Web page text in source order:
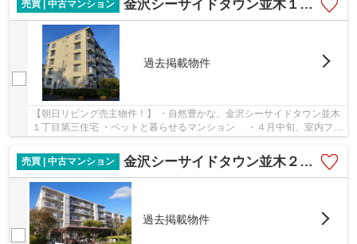
売買 | 中古マンション 金沢シーサイドタウン並木１丁目第三住宅１２街区
過去掲載物件
【朝日リビング売主物件！】 ・自然豊かな、金沢シーサイドタウン並木
１丁目第三住宅 ・ペットと暮らせるマンション ・４月中旬、室内フル
売買 | 中古マンション
金沢シーサイドタウン並木２丁目１２街区
過去掲載物件